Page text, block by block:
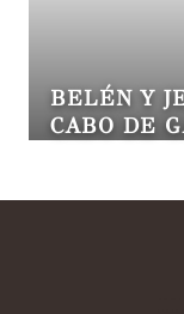
BELÉN Y
CABO DE